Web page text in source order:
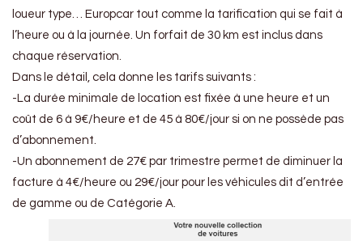
loueur type… Europcar tout comme la tarification qui se fait à
l’heure ou à la journée. Un forfait de 30 km est inclus dans
chaque réservation.
Dans le détail, cela donne les tarifs suivants :
-La durée minimale de location est fixée à une heure et un
coût de 6 à 9€/heure et de 45 à 80€/jour si on ne possède pas
d’abonnement.
-Un abonnement de 27€ par trimestre permet de diminuer la
facture à 4€/heure ou 29€/jour pour les véhicules dit d’entrée
de gamme ou de Catégorie A.